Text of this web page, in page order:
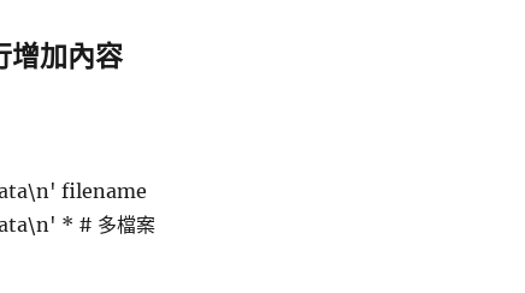
增加內容
filename
* # 多檔案